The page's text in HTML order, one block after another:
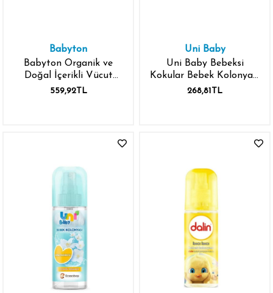
Babyton
Babyton Organik ve
Doğal İçerikli Vücut
Koruyucu Sprey 100 ml
559,92TL
Uni Baby
Uni Baby Bebeksi
Kokular Bebek Kolonyası
150 ml
268,81TL